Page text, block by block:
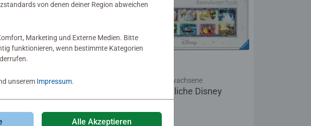
für Erwachsene
Unvergessliche Disney
Momente
Durchschnittliche Bewertung 5,0 von 5
Puzzle für Erwachsene
von denen deiner Region abweichen
Marketing und Externe Medien. Bitte
funktionieren, wenn bestimmte Kategorien
unserem Impressum.
Alle Akzeptieren